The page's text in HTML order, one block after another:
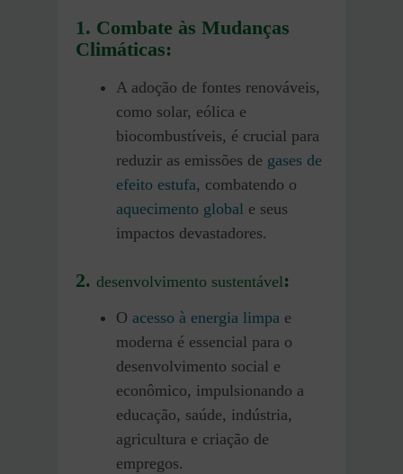
1. Combate às Mudanças
Climáticas:
A adoção de fontes renováveis,
como solar, eólica e
biocombustíveis, é crucial para
reduzir as emissões de gases de
efeito estufa, combatendo o
aquecimento global e seus
impactos devastadores.
2. desenvolvimento sustentável :
O acesso à energia limpa e
moderna é essencial para o
desenvolvimento social e
econômico, impulsionando a
educação, saúde, indústria,
agricultura e criação de
empregos.